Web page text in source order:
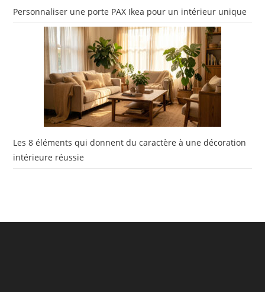
Personnaliser une porte PAX Ikea pour un intérieur unique
Les 8 éléments qui donnent du caractère à une décoration
intérieure réussie